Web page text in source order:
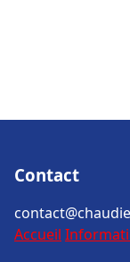
Contact
Accueil